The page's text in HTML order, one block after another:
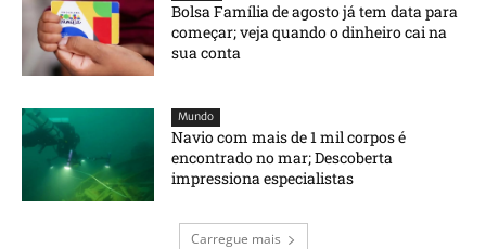
Bolsa Família de agosto já tem data para
começar; veja quando o dinheiro cai na
sua conta
Mundo
Navio com mais de 1 mil corpos é
encontrado no mar; Descoberta
impressiona especialistas
Carregue mais